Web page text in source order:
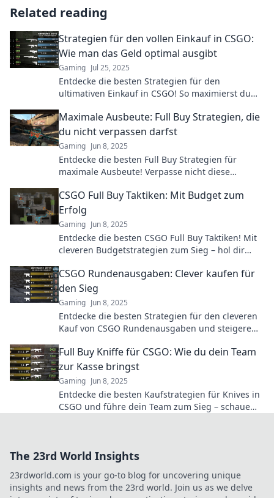
Related reading
Strategien für den vollen Einkauf in CSGO:
Wie man das Geld optimal ausgibt
Gaming Jul 25, 2025
Entdecke die besten Strategien für den
ultimativen Einkauf in CSGO! So maximierst du
Maximale Ausbeute: Full Buy Strategien, die
du nicht verpassen darfst
Gaming Jun 8, 2025
Entdecke die besten Full Buy Strategien für
maximale Ausbeute! Verpasse nicht diese
Business!
CSGO Full Buy Taktiken: Mit Budget zum
Erfolg
Gaming Jun 8, 2025
Entdecke die besten CSGO Full Buy Taktiken! Mit
cleveren Budgetstrategien zum Sieg – hol dir
CSGO Rundenausgaben: Clever kaufen für
den Sieg
Gaming Jun 8, 2025
Entdecke die besten Strategien für den cleveren
Kauf von CSGO Rundenausgaben und steigere
Full Buy Kniffe für CSGO: Wie du dein Team
zur Kasse bringst
Gaming Jun 8, 2025
Entdecke die besten Kaufstrategien für Knives in
CSGO und führe dein Team zum Sieg – schaue
The 23rd World Insights
23rdworld.com is your go-to blog for uncovering unique
insights and news from the 23rd world. Join us as we delve